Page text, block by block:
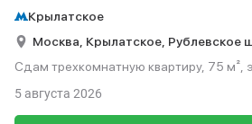
Крылатское
Москва, Крылатское, Рублевское
Сдам трехкомнатную квартиру, 75 м²,
5 августа 2026